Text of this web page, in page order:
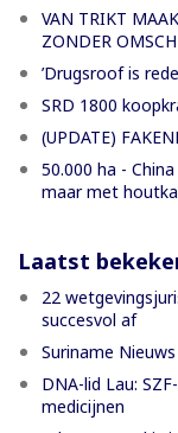
VAN TRIKT
ZONDER
’Drugsroof is
SRD 1800
(UPDATE)
50.000 ha -
maar met
Laatst
22
succesvol af
Suriname
DNA-lid Lau:
medicijnen